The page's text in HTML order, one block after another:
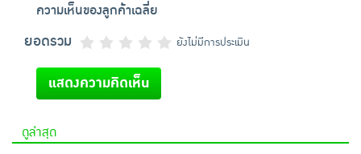
ความเห็นของลูกค้าเฉลี่ย
ยอดรวม ยังไม่มีการประเมิน
แสดงความคิดเห็น
ดูล่าสุด